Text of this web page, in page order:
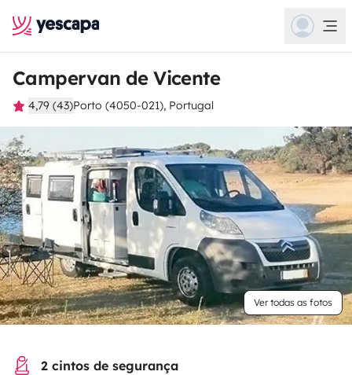
Campervan de Vicente
4,79 (43)Porto (4050-021), Portugal
Ver todas as fotos
2 cintos de segurança